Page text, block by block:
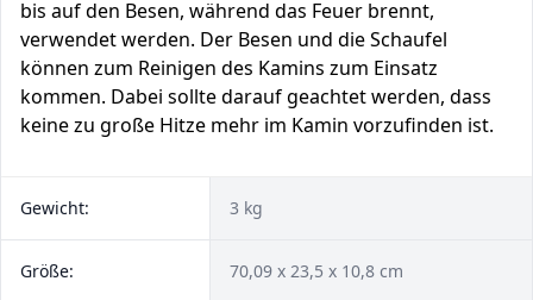
bis auf den Besen, während das Feuer brennt,
verwendet werden. Der Besen und die Schaufel
können zum Reinigen des Kamins zum Einsatz
kommen. Dabei sollte darauf geachtet werden, dass
keine zu große Hitze mehr im Kamin vorzufinden ist.
Gewicht: 3 kg
Größe: 70,09 x 23,5 x 10,8 cm